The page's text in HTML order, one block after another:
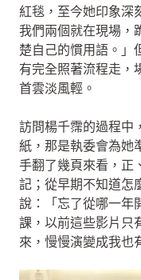
紅毯，至今她印象深
我們兩個就在現場，
楚自己的慣用語。」
有完全照著流程走，
首雲淡風輕。
訪問楊千霈的過程中
紙，那是執委會為她
手翻了幾頁來看，正
記；從早期不知道怎
說：「忘了從哪一年
課，以前這些影片只
來，慢慢演變成我也